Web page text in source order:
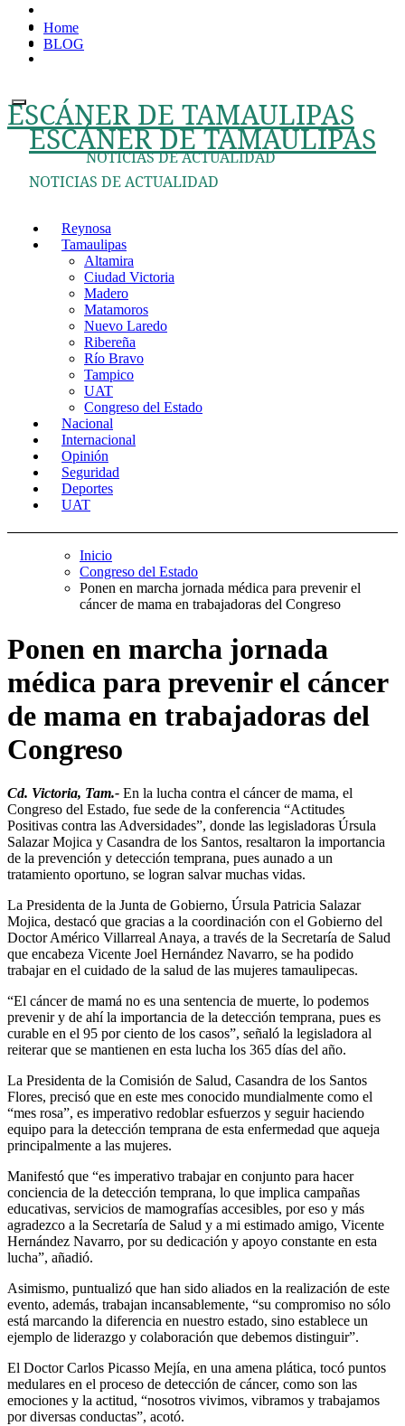
contenido
Home
BLOG
ESCÁNER DE TAMAULIPAS
NOTICIAS DE ACTUALIDAD
ESCÁNER DE TAMAULIPAS
NOTICIAS DE ACTUALIDAD
Reynosa
Tamaulipas
Altamira
Ciudad Victoria
Madero
Matamoros
Nuevo Laredo
Ribereña
Río Bravo
Tampico
UAT
Congreso del Estado
Nacional
Internacional
Opinión
Seguridad
Deportes
UAT
Inicio
Congreso del Estado
Ponen en marcha jornada médica para prevenir el
cáncer de mama en trabajadoras del Congreso
Ponen en marcha jornada
médica para prevenir el cáncer
de mama en trabajadoras del
Congreso
Cd. Victoria, Tam.- En la lucha contra el cáncer de mama, el
Congreso del Estado, fue sede de la conferencia “Actitudes
Positivas contra las Adversidades”, donde las legisladoras Úrsula
Salazar Mojica y Casandra de los Santos, resaltaron la importancia
de la prevención y detección temprana, pues aunado a un
tratamiento oportuno, se logran salvar muchas vidas.
La Presidenta de la Junta de Gobierno, Úrsula Patricia Salazar
Mojica, destacó que gracias a la coordinación con el Gobierno del
Doctor Américo Villarreal Anaya, a través de la Secretaría de Salud
que encabeza Vicente Joel Hernández Navarro, se ha podido
trabajar en el cuidado de la salud de las mujeres tamaulipecas.
“El cáncer de mamá no es una sentencia de muerte, lo podemos
prevenir y de ahí la importancia de la detección temprana, pues es
curable en el 95 por ciento de los casos”, señaló la legisladora al
reiterar que se mantienen en esta lucha los 365 días del año.
La Presidenta de la Comisión de Salud, Casandra de los Santos
Flores, precisó que en este mes conocido mundialmente como el
“mes rosa”, es imperativo redoblar esfuerzos y seguir haciendo
equipo para la detección temprana de esta enfermedad que aqueja
principalmente a las mujeres.
Manifestó que “es imperativo trabajar en conjunto para hacer
conciencia de la detección temprana, lo que implica campañas
educativas, servicios de mamografías accesibles, por eso y más
agradezco a la Secretaría de Salud y a mi estimado amigo, Vicente
Hernández Navarro, por su dedicación y apoyo constante en esta
lucha”, añadió.
Asimismo, puntualizó que han sido aliados en la realización de este
evento, además, trabajan incansablemente, “su compromiso no sólo
está marcando la diferencia en nuestro estado, sino establece un
ejemplo de liderazgo y colaboración que debemos distinguir”.
El Doctor Carlos Picasso Mejía, en una amena plática, tocó puntos
medulares en el proceso de detección de cáncer, como son las
emociones y la actitud, “nosotros vivimos, vibramos y trabajamos
por diversas conductas”, acotó.